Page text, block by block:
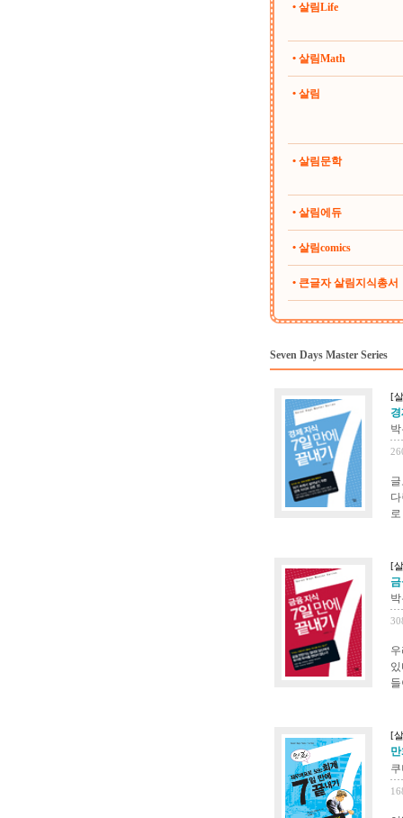
• 살림Life
• 살림Math
• 살림
• 살림문학
• 살림에듀
• 살림comics
• 큰글자 살림지식총서
Seven Days Master Series
[
[
금
[